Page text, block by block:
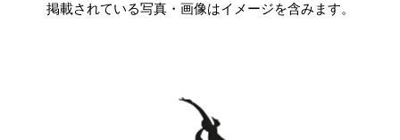
掲載されている写真・画像はイメージを含みます。